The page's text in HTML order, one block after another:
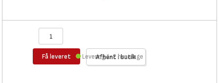
Få leveret Afhent i butik
Levering 1-2 hverdage